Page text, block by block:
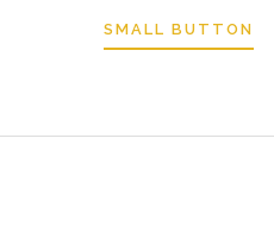
SMALL BUTTON